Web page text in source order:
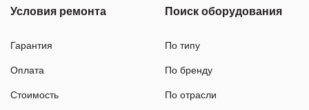
Условия ремонта
Гарантия
Оплата
Стоимость
Поиск оборудования
По типу
По бренду
По отрасли